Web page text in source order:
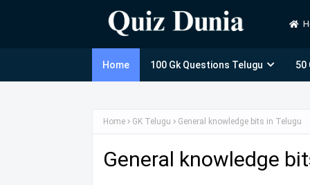
Home 100 Gk Questions Telugu 50
Home GK Telugu General knowledge bits in Telugu
General knowledge